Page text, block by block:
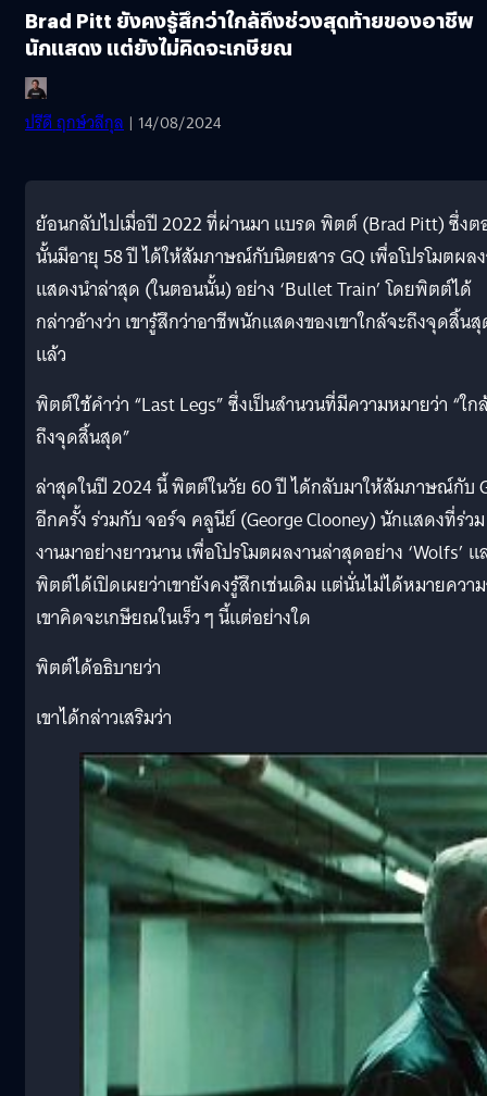
Brad Pitt ยังคงรู้สึกว่าใกล้ถึงช่วงสุดท้ายของอาชีพ
นักแสดง แต่ยังไม่คิดจะเกษียณ
ปรีดี ฤกษ์วลีกุล | 14/08/2024
ย้อนกลับไปเมื่อปี 2022 ที่ผ่านมา แบรด พิตต์ (Brad Pitt) ซึ่ง
นั้นมีอายุ 58 ปี ได้ให้สัมภาษณ์กับนิตยสาร GQ เพื่อโปรโมตผล
แสดงนำล่าสุด (ในตอนนั้น) อย่าง ‘Bullet Train’ โดยพิตต์ได้
กล่าวอ้างว่า เขารู้สึกว่าอาชีพนักแสดงของเขาใกล้จะถึงจุดสิ้น
แล้ว
พิตต์ใช้คำว่า “Last Legs” ซึ่งเป็นสำนวนที่มีความหมายว่า “ใก
ถึงจุดสิ้นสุด”
ล่าสุดในปี 2024 นี้ พิตต์ในวัย 60 ปี ได้กลับมาให้สัมภาษณ์กับ
อีกครั้ง ร่วมกับ จอร์จ คลูนีย์ (George Clooney) นักแสดงที่ร่วม
งานมาอย่างยาวนาน เพื่อโปรโมตผลงานล่าสุดอย่าง ‘Wolfs’ แ
พิตต์ได้เปิดเผยว่าเขายังคงรู้สึกเช่นเดิม แต่นั่นไม่ได้หมายควา
เขาคิดจะเกษียณในเร็ว ๆ นี้แต่อย่างใด
พิตต์ได้อธิบายว่า
เขาได้กล่าวเสริมว่า